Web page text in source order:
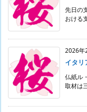
先日の
おける
2026年
イタ
仏紙ル
取材は